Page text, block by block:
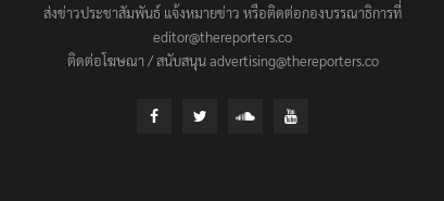
ส่งข่าวประชาสัมพันธ์ แจ้งหมายข่าว หรือติดต่อกองบรรณาธิการที่
editor@thereporters.co
ติดต่อโฆษณา / สนับสนุน advertising@thereporters.co